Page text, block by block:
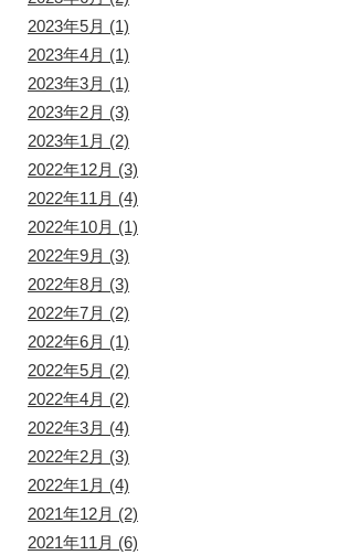
2023年5月 (1)
2023年4月 (1)
2023年3月 (1)
2023年2月 (3)
2023年1月 (2)
2022年12月 (3)
2022年11月 (4)
2022年10月 (1)
2022年9月 (3)
2022年8月 (3)
2022年7月 (2)
2022年6月 (1)
2022年5月 (2)
2022年4月 (2)
2022年3月 (4)
2022年2月 (3)
2022年1月 (4)
2021年12月 (2)
2021年11月 (6)